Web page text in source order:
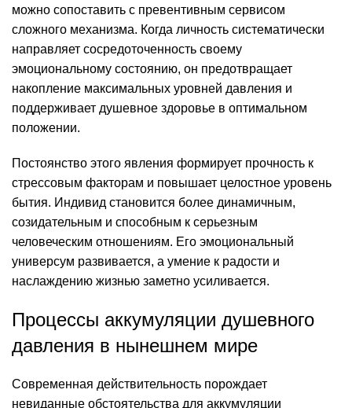
можно сопоставить с превентивным сервисом
сложного механизма. Когда личность систематически
направляет сосредоточенность своему
эмоциональному состоянию, он предотвращает
накопление максимальных уровней давления и
поддерживает душевное здоровье в оптимальном
положении.
Постоянство этого явления формирует прочность к
стрессовым факторам и повышает целостное уровень
бытия. Индивид становится более динамичным,
созидательным и способным к серьезным
человеческим отношениям. Его эмоциональный
универсум развивается, а умение к радости и
наслаждению жизнью заметно усиливается.
Процессы аккумуляции душевного
давления в нынешнем мире
Современная действительность порождает
невиданные обстоятельства для аккумуляции